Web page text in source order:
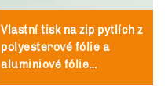
Vlastní tisk na zip pytlích z
polyesterové fólie a
aluminiové fólie